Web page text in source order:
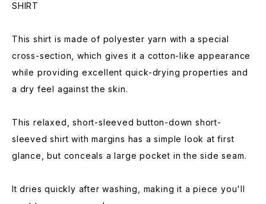
SHIRT
This shirt is made of polyester yarn with a special
cross-section, which gives it a cotton-like appearance
while providing excellent quick-drying properties and
a dry feel against the skin.
This relaxed, short-sleeved button-down short-
sleeved shirt with margins has a simple look at first
glance, but conceals a large pocket in the side seam.
It dries quickly after washing, making it a piece you'll